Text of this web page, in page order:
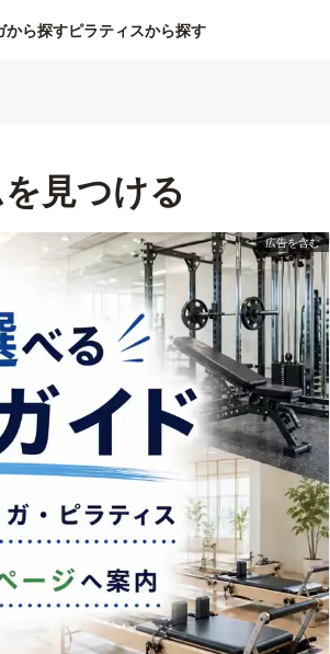
から探すピラティスから探す
見つける